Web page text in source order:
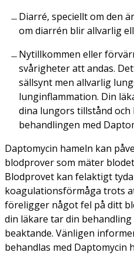
Diarré, speciellt om den
om diarrén blir allvarlig
Nytillkommen eller
svårigheter att andas.
sällsynt men allvarlig
lunginflammation. Din
dina lungors tillstånd
behandlingen med
Daptomycin hameln kan
blodprover som mäter
Blodprovet kan felaktigt
koagulationsförmåga trots
föreligger något fel på ditt
din läkare tar din
beaktande. Vänligen
behandlas med Daptomycin